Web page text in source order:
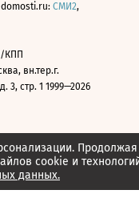
cookie и
данных.
СМИ2,
КПП
вн.тер.г.
стр. 1 1999—2026